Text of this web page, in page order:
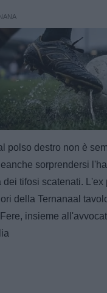
Loaded
100.00%
polso destro non è
sorprendersi
tifosi scatenati.
della Ternanaal
insieme